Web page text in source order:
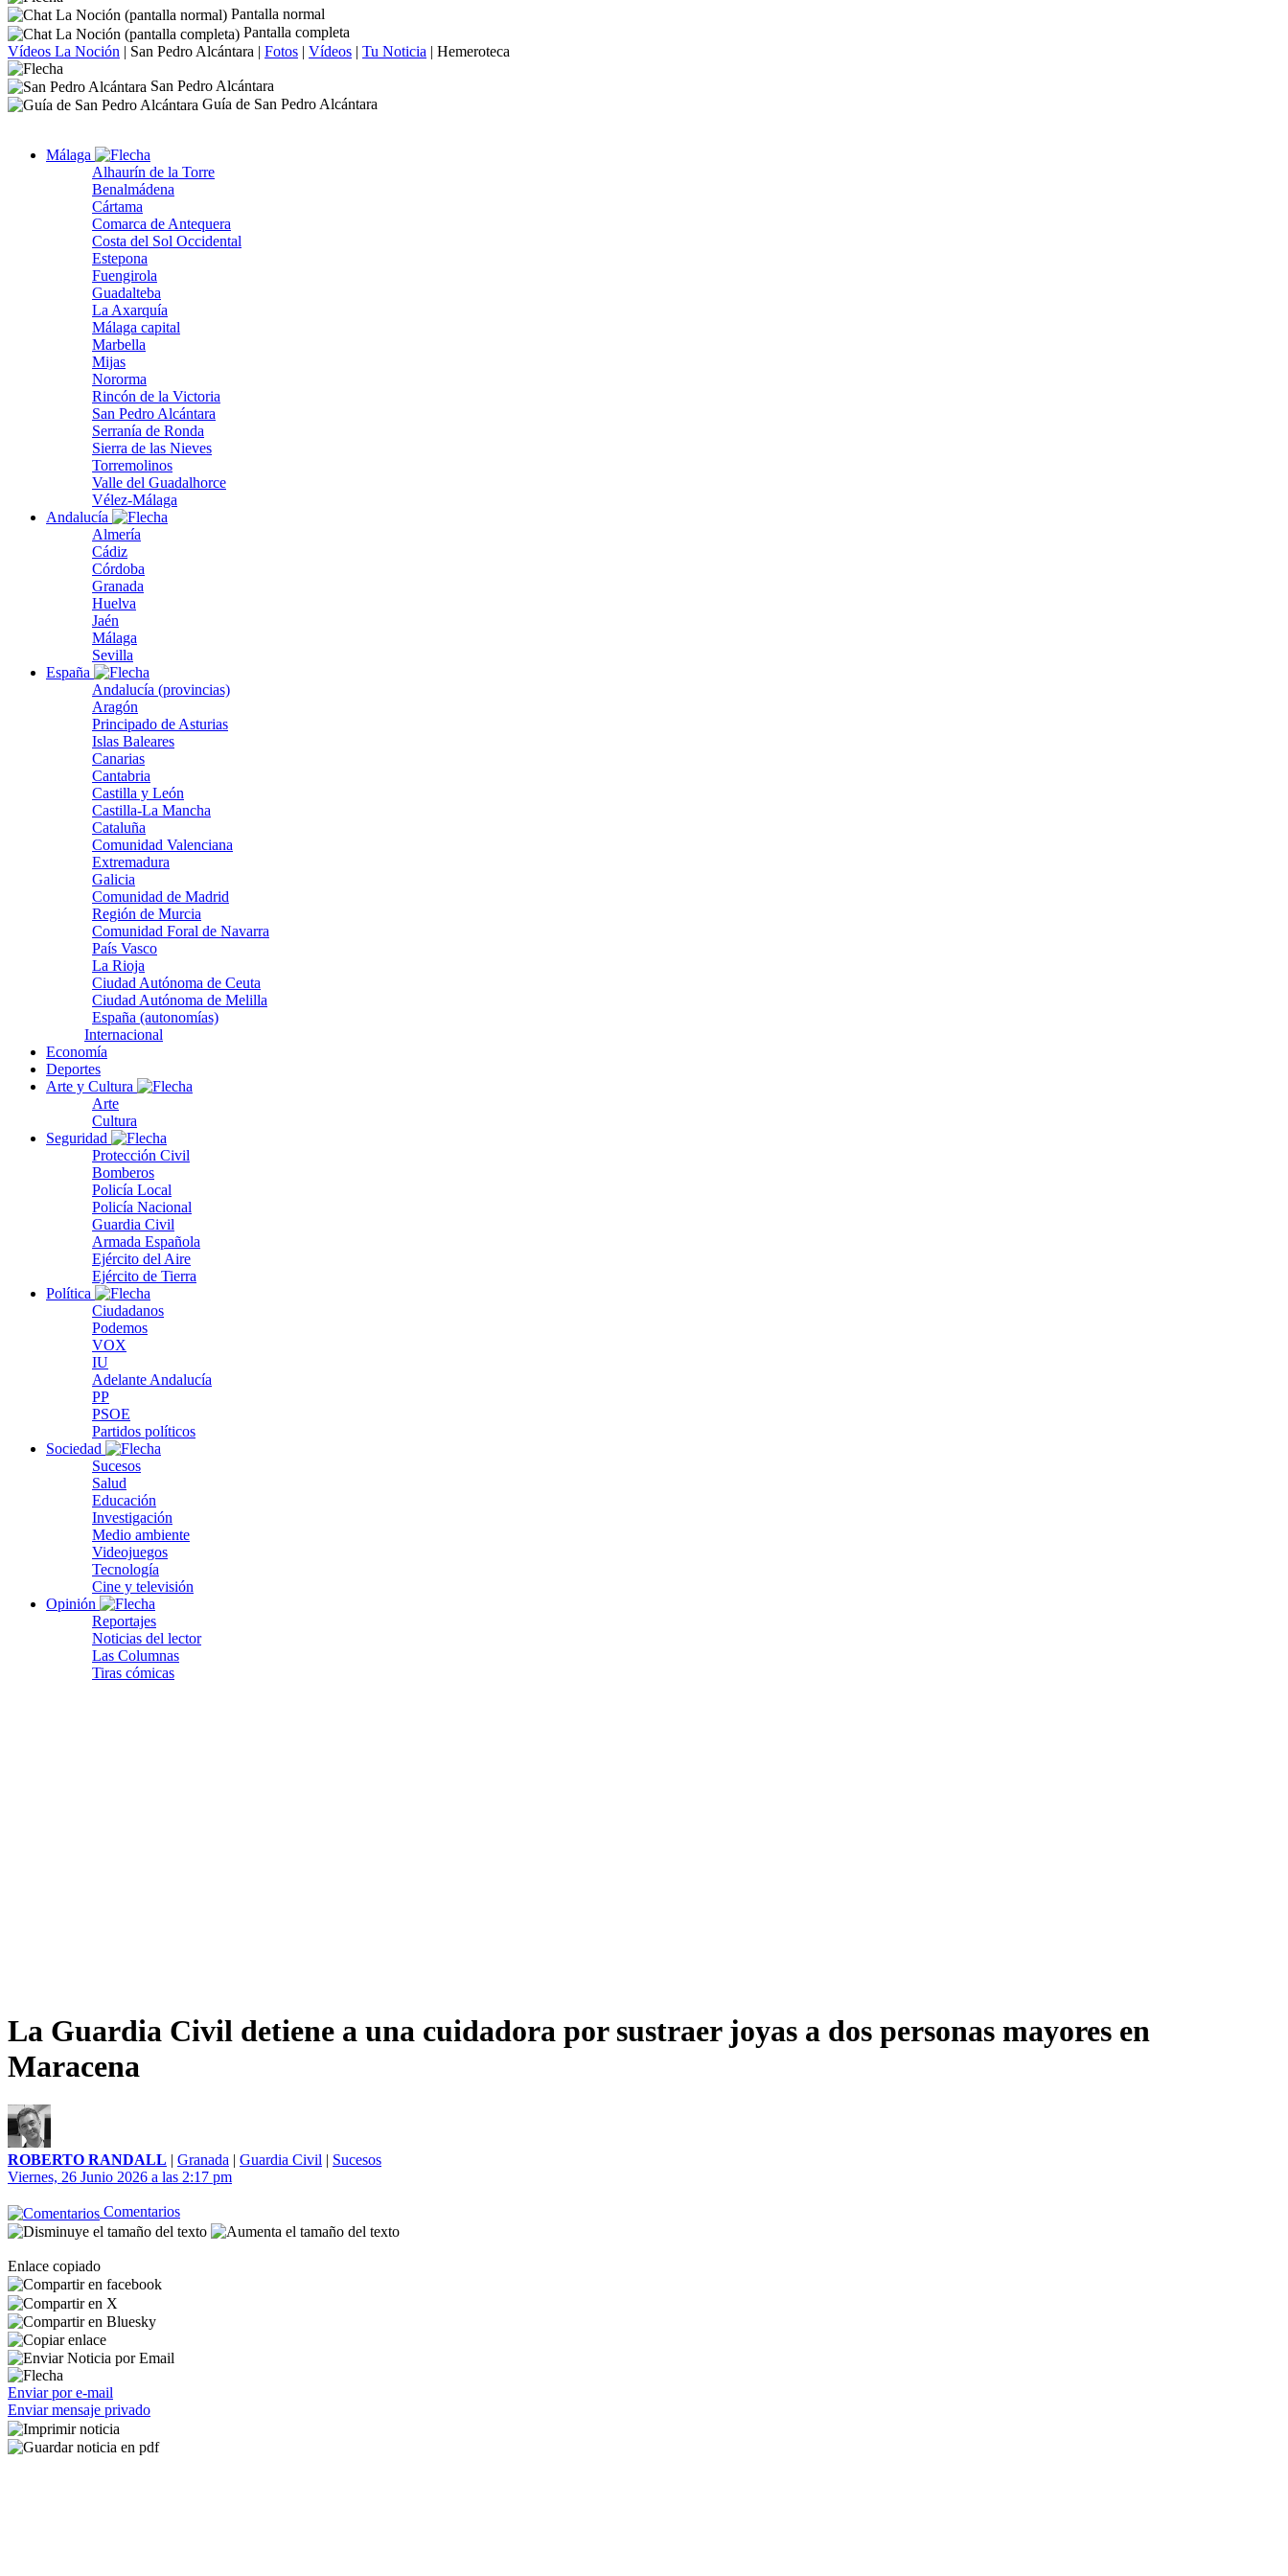
Pantalla normal
Pantalla completa
Vídeos La Noción | San Pedro Alcántara | Fotos | Vídeos | Tu Noticia | Hemeroteca
San Pedro Alcántara
Guía de San Pedro Alcántara
Málaga
Alhaurín de la Torre
Benalmádena
Cártama
Comarca de Antequera
Costa del Sol Occidental
Estepona
Fuengirola
Guadalteba
La Axarquía
Málaga capital
Marbella
Mijas
Nororma
Rincón de la Victoria
San Pedro Alcántara
Serranía de Ronda
Sierra de las Nieves
Torremolinos
Valle del Guadalhorce
Vélez-Málaga
Andalucía
Almería
Cádiz
Córdoba
Granada
Huelva
Jaén
Málaga
Sevilla
España
Andalucía (provincias)
Aragón
Principado de Asturias
Islas Baleares
Canarias
Cantabria
Castilla y León
Castilla-La Mancha
Cataluña
Comunidad Valenciana
Extremadura
Galicia
Comunidad de Madrid
Región de Murcia
Comunidad Foral de Navarra
País Vasco
La Rioja
Ciudad Autónoma de Ceuta
Ciudad Autónoma de Melilla
España (autonomías)
Internacional
Economía
Deportes
Arte y Cultura
Arte
Cultura
Seguridad
Protección Civil
Bomberos
Policía Local
Policía Nacional
Guardia Civil
Armada Española
Ejército del Aire
Ejército de Tierra
Política
Ciudadanos
Podemos
VOX
IU
Adelante Andalucía
PP
PSOE
Partidos políticos
Sociedad
Sucesos
Salud
Educación
Investigación
Medio ambiente
Videojuegos
Tecnología
Cine y televisión
Opinión
Reportajes
Noticias del lector
Las Columnas
Tiras cómicas
La Guardia Civil detiene a una cuidadora por sustraer joyas a dos personas mayores en
Maracena
ROBERTO RANDALL | Granada | Guardia Civil | Sucesos
Viernes, 26 Junio 2026 a las 2:17 pm
Comentarios
Enlace copiado
Enviar por e-mail
Enviar mensaje privado